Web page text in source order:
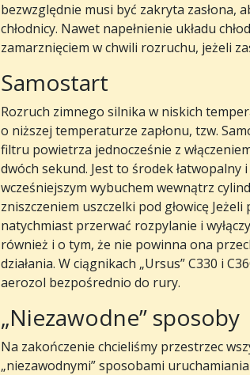
bezwzględnie musi być zakryta zasłona,
chłodnicy. Nawet napełnienie układu
zamarznięciem w chwili rozruchu, jeżeli
Samostart
Rozruch zimnego silnika w niskich
o niższej temperaturze zapłonu, tzw.
filtru powietrza jednocześnie z
dwóch sekund. Jest to środek
wcześniejszym wybuchem wewnątrz
zniszczeniem uszczelki pod głowicę
natychmiast przerwać rozpylanie i
również i o tym, że nie powinna ona
działania. W ciągnikach „Ursus” C330 i
aerozol bezpośrednio do rury.
„Niezawodne” sposoby
Na zakończenie chcieliśmy przestrzec
„niezawodnymi” sposobami